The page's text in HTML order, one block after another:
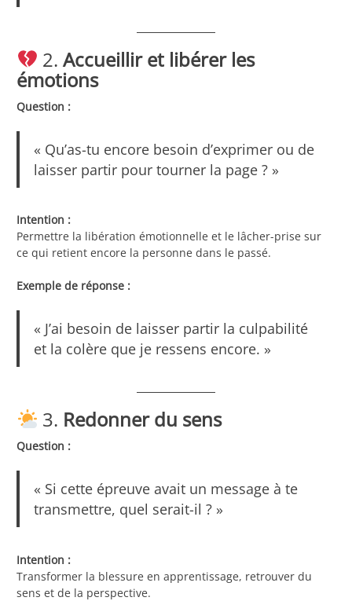
2.Accueillir et libérer les
émotions
Question :
« Qu’as-tu encore besoin d’exprimer ou de
laisser partir pour tourner la page ? »
Intention :
Permettre la libération émotionnelle et le lâcher-prise sur
ce qui retient encore la personne dans le passé.
Exemple de réponse :
« J’ai besoin de laisser partir la culpabilité
et la colère que je ressens encore. »
3. Redonner du sens
Question :
« Si cette épreuve avait un message à te
transmettre, quel serait-il ? »
Intention :
Transformer la blessure en apprentissage, retrouver du
sens et de la perspective.